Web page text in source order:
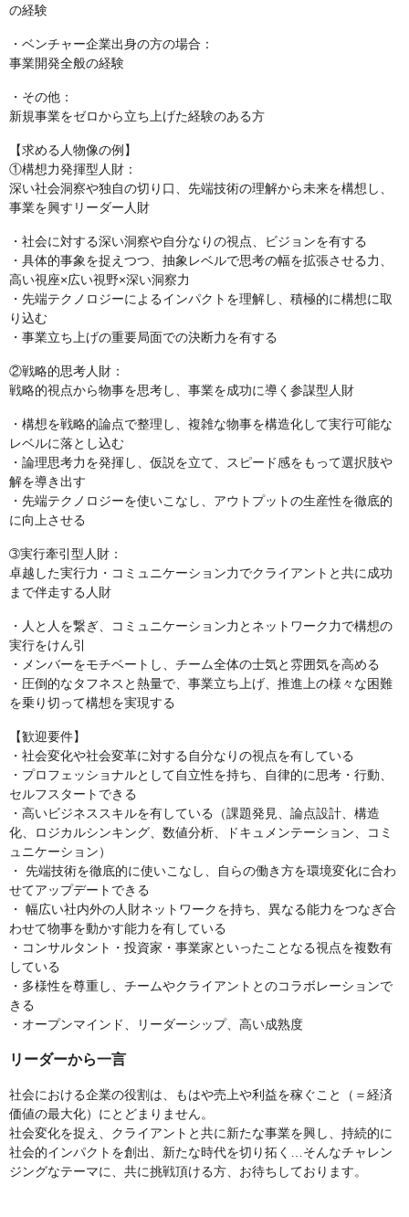
の経験
・ベンチャー企業出身の方の場合：
事業開発全般の経験
・その他：
新規事業をゼロから立ち上げた経験のある方
【求める人物像の例】
①構想力発揮型人財：
深い社会洞察や独自の切り口、先端技術の理解から未来を構想し、
事業を興すリーダー人財
・社会に対する深い洞察や自分なりの視点、ビジョンを有する
・具体的事象を捉えつつ、抽象レベルで思考の幅を拡張させる力、
高い視座×広い視野×深い洞察力
・先端テクノロジーによるインパクトを理解し、積極的に構想に取
り込む
・事業立ち上げの重要局面での決断力を有する
②戦略的思考人財：
戦略的視点から物事を思考し、事業を成功に導く参謀型人財
・構想を戦略的論点で整理し、複雑な物事を構造化して実行可能な
レベルに落とし込む
・論理思考力を発揮し、仮説を立て、スピード感をもって選択肢や
解を導き出す
・先端テクノロジーを使いこなし、アウトプットの生産性を徹底的
に向上させる
➂実行牽引型人財：
卓越した実行力・コミュニケーション力でクライアントと共に成功
まで伴走する人財
・人と人を繋ぎ、コミュニケーション力とネットワーク力で構想の
実行をけん引
・メンバーをモチベートし、チーム全体の士気と雰囲気を高める
・圧倒的なタフネスと熱量で、事業立ち上げ、推進上の様々な困難
を乗り切って構想を実現する
【歓迎要件】
・社会変化や社会変革に対する自分なりの視点を有している
・プロフェッショナルとして自立性を持ち、自律的に思考・行動、
セルフスタートできる
・高いビジネススキルを有している（課題発見、論点設計、構造
化、ロジカルシンキング、数値分析、ドキュメンテーション、コミ
ュニケーション）
・ 先端技術を徹底的に使いこなし、自らの働き方を環境変化に合わ
せてアップデートできる
・ 幅広い社内外の人財ネットワークを持ち、異なる能力をつなぎ合
わせて物事を動かす能力を有している
・コンサルタント・投資家・事業家といったことなる視点を複数有
している
・多様性を尊重し、チームやクライアントとのコラボレーションで
きる
・オープンマインド、リーダーシップ、高い成熟度
リーダーから一言
社会における企業の役割は、もはや売上や利益を稼ぐこと（＝経済
価値の最大化）にとどまりません。
社会変化を捉え、クライアントと共に新たな事業を興し、持続的に
社会的インパクトを創出、新たな時代を切り拓く…そんなチャレン
ジングなテーマに、共に挑戦頂ける方、お待ちしております。